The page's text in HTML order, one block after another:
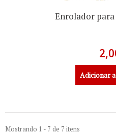
Enrolador
Adicionar
Mostrando 1 - 7 de 7 itens